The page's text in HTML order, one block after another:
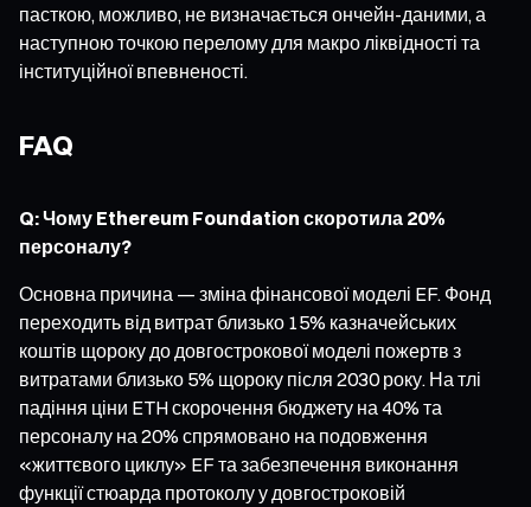
пасткою, можливо, не визначається ончейн-даними, а
наступною точкою перелому для макро ліквідності та
інституційної впевненості.
FAQ
Q: Чому Ethereum Foundation скоротила 20%
персоналу?
Основна причина — зміна фінансової моделі EF. Фонд
переходить від витрат близько 15% казначейських
коштів щороку до довгострокової моделі пожертв з
витратами близько 5% щороку після 2030 року. На тлі
падіння ціни ETH скорочення бюджету на 40% та
персоналу на 20% спрямовано на подовження
«життєвого циклу» EF та забезпечення виконання
функції стюарда протоколу у довгостроковій